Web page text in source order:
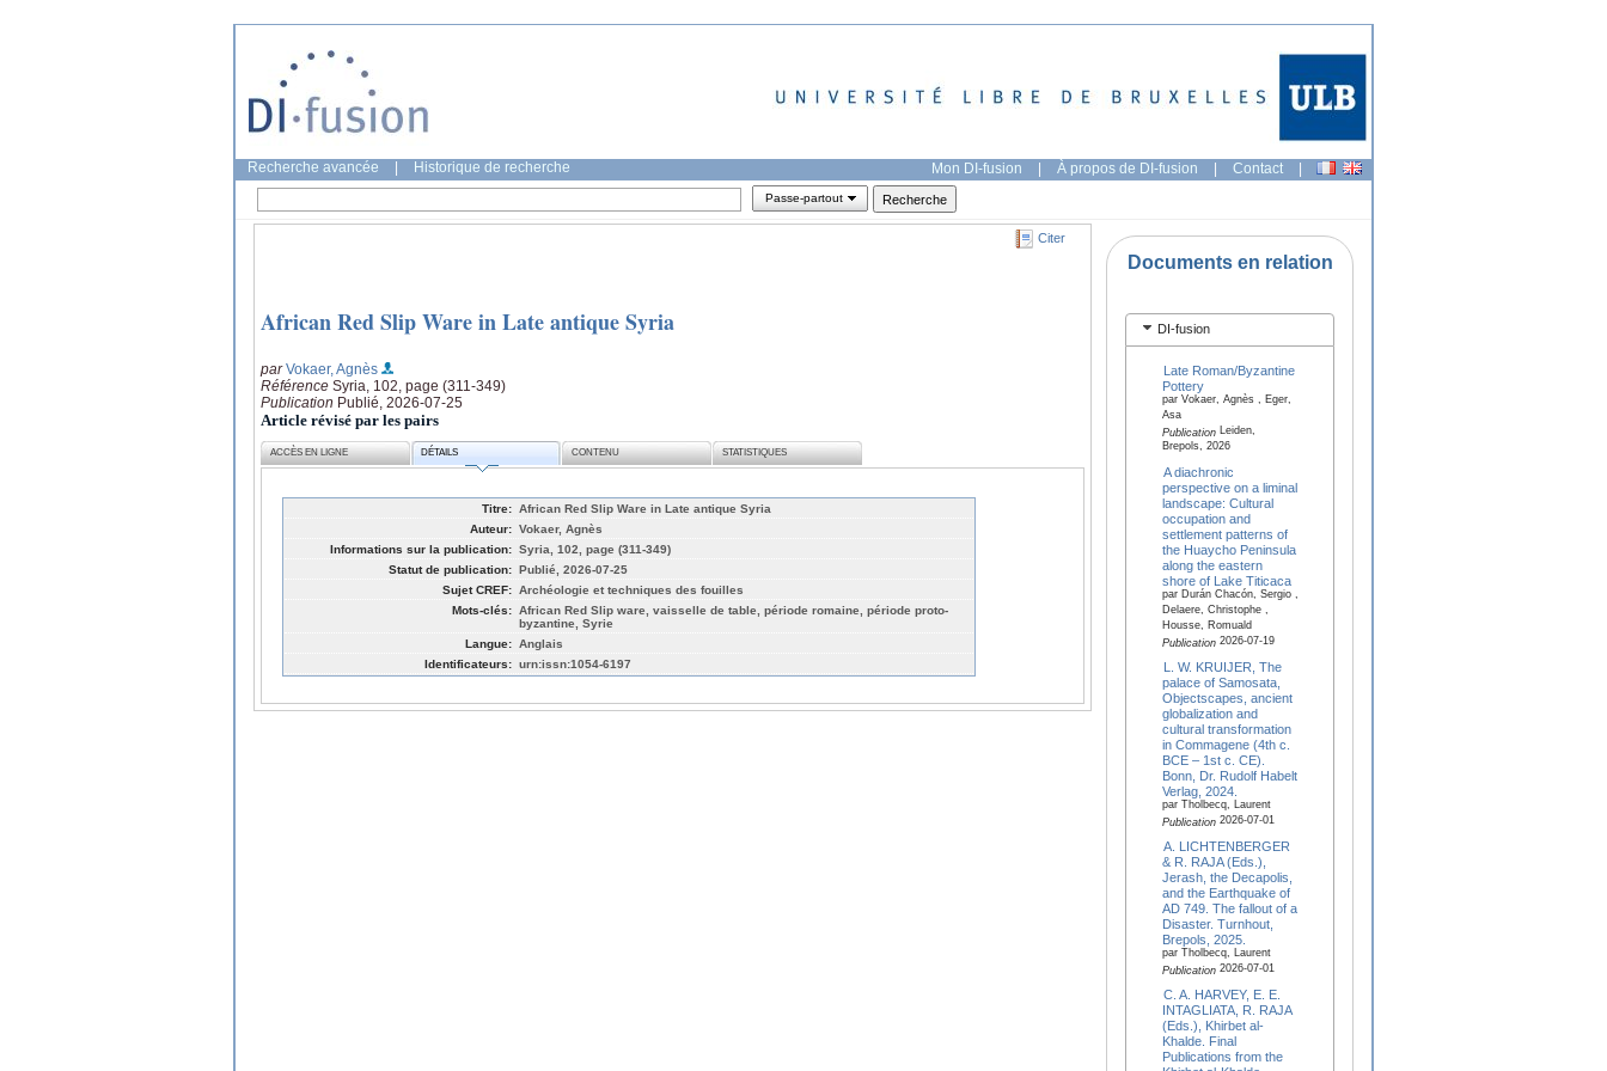
Recherche avancée Historique de recherche Mon DI-fusion | À propos de DI-fusion | Contact |
Passe-partout
Citer
African Red Slip Ware in Late antique Syria
parVokaer, Agnès
Référence Syria, 102, page (311-349)
Publication Publié, 2026-07-25
Article révisé par les pairs
ACCÈS EN LIGNE DÉTAILS CONTENU STATISTIQUES
Titre: African Red Slip Ware in Late antique Syria
Auteur: Vokaer, Agnès
Informations sur la publication: Syria, 102, page (311-349)
Statut de publication: Publié, 2026-07-25
Sujet CREF: Archéologie et techniques des fouilles
Mots-clés: African Red Slip ware, vaisselle de table, période romaine, période proto-
byzantine, Syrie
Langue: Anglais
Identificateurs: urn:issn:1054-6197
Documents en relation
DI-fusion
Late Roman/Byzantine
Pottery
par Vokaer, Agnès , Eger,
Asa
PublicationLeiden,
Brepols, 2026
A diachronic
perspective on a liminal
landscape: Cultural
occupation and
settlement patterns of
the Huaycho Peninsula
along the eastern
shore of Lake Titicaca
par Durán Chacón, Sergio ,
Delaere, Christophe ,
Housse, Romuald
Publication2026-07-19
L. W. KRUIJER, The
palace of Samosata,
Objectscapes, ancient
globalization and
cultural transformation
in Commagene (4th c.
BCE – 1st c. CE).
Bonn, Dr. Rudolf Habelt
Verlag, 2024.
par Tholbecq, Laurent
Publication2026-07-01
A. LICHTENBERGER
& R. RAJA (Eds.),
Jerash, the Decapolis,
and the Earthquake of
AD 749. The fallout of a
Disaster. Turnhout,
Brepols, 2025.
par Tholbecq, Laurent
Publication2026-07-01
C. A. HARVEY, E. E.
INTAGLIATA, R. RAJA
(Eds.), Khirbet al-
Khalde. Final
Publications from the